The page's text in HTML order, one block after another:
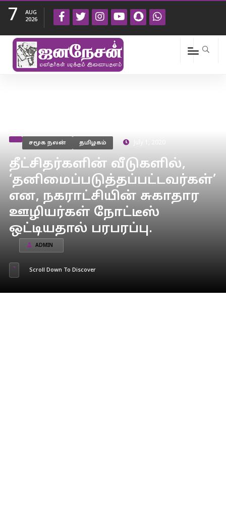
7
AUG
2026
சமூக நலன் தமிழகம்
தீட்சிதர்களின் வீடுகளில்,
‘தனிமைப்படுத்தப்பட்டவர்கள்’
என, நகராட்சியின் சுகாதார
ஊழியர்கள் நோட்டீஸ்
ஒட்டியதால் பரபரப்பு.
ADMIN
Scroll Down To Discover